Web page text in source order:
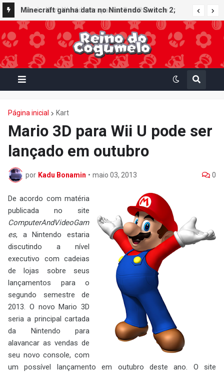
Minecraft ganha data no Nintendo Switch 2;
Super Mario Mash-Up receberá atualização
gráfica exclusiva
Página inicial Kart
Mario 3D para Wii U pode ser
lançado em outubro
por Kadu Bonamin • maio 03, 2013 0
De acordo com matéria
publicada no site
ComputerAndVideoGam
es, a Nintendo estaria
discutindo a nível
executivo com cadeias
de lojas sobre seus
lançamentos para o
segundo semestre de
2013. O novo Mario 3D
seria a principal cartada
da Nintendo para
alavancar as vendas de
seu novo console, com
um possível lançamento em outubro deste ano. O site